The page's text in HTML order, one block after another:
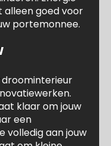
alleen goed voor
portemonnee.
droominterieur
klaar om jouw
een
volledig aan jouw